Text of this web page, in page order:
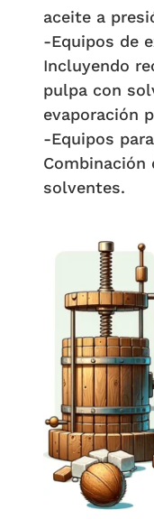
aceite a
-Equipos de
Incluyendo
pulpa con
evaporación
-Equipos
Combinación
solventes.